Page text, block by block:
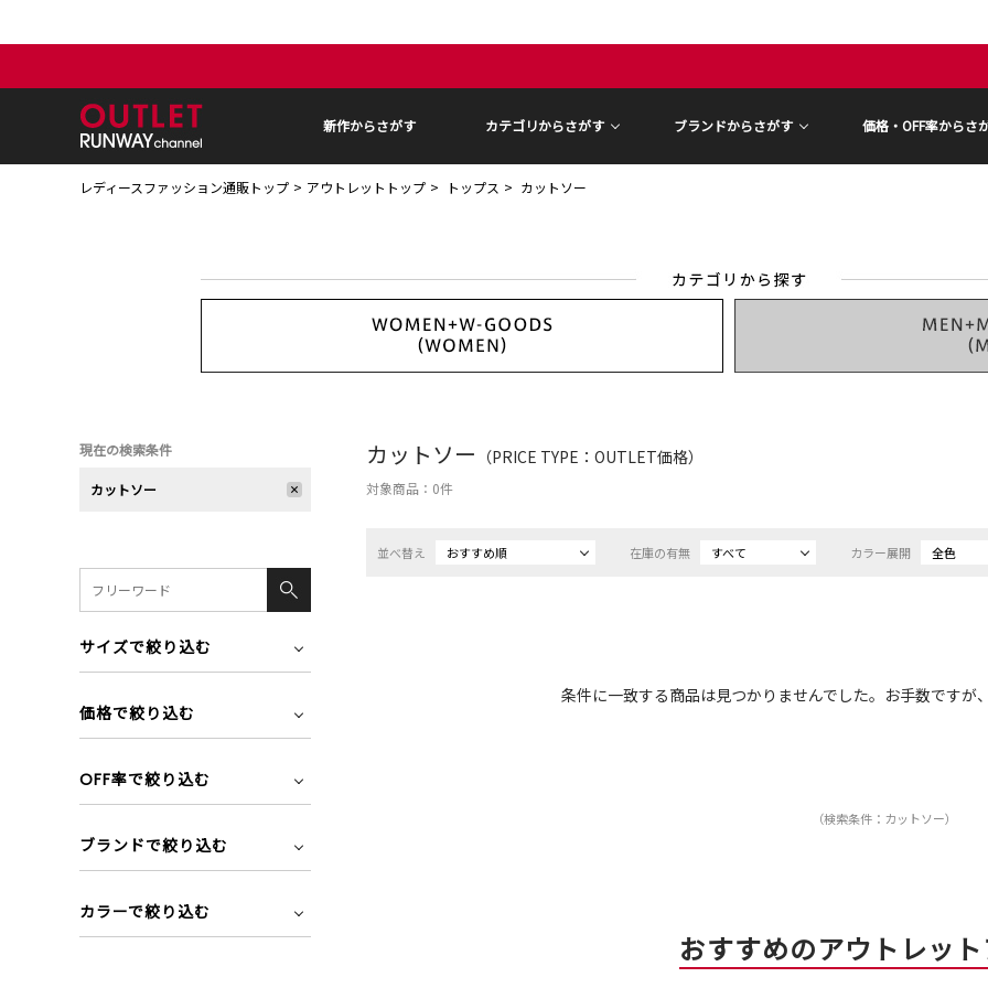
新作からさがす カテゴリからさがす ブランドからさがす 価格・OFF率からさ
レディースファッション通販トップ アウトレットトップ トップス カットソー
カットソー （PRICE TYPE：OUTLET価格）
対象商品： 0件
並べ替え おすすめ順 在庫の有無 すべて カラー展開 全色
条件に一致する商品は見つかりませんでした。お手数ですが
（検索条件：カットソー）
おすすめのアウトレッ
現在の検索条件
カットソー
サイズで絞り込む
価格で絞り込む
OFF率で絞り込む
ブランドで絞り込む
カラーで絞り込む